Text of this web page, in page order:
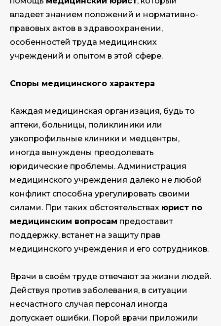
владеет знанием положений и нормативно-
правовых актов в здравоохранении,
особенностей труда медицинских
учреждений и опытом в этой сфере.
Cпоры медицинского характера
Каждая медицинская организация, будь то
аптеки, больницы, поликлиники или
узкопрофильные клиники и медцентры,
иногда вынуждены преодолевать
юридические проблемы. Администрация
медицинского учреждения далеко не любой
конфликт способна урегулировать своими
силами. При таких обстоятельствах юрист по
медицинским вопросам предоставит
поддержку, встанет на защиту прав
медицинского учреждения и его сотрудников.
Врачи в своём труде отвечают за жизни людей.
Действуя против заболевания, в ситуации
несчастного случая персонал иногда
допускает ошибки. Порой врачи приложили